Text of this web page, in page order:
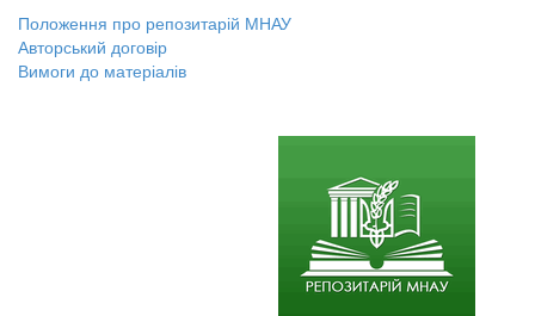
Положення про репозитарій МНАУ
Авторський договір
Вимоги до матеріалів